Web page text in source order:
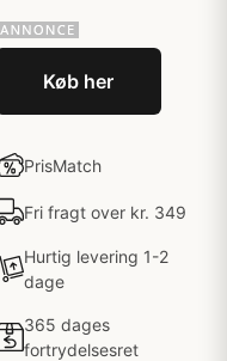
Køb her
PrisMatch
Fri fragt over kr. 349
Hurtig levering 1-2
dage
365 dages
fortrydelsesret